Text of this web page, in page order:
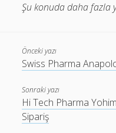
Şu konuda daha fazla
Önceki yazı
Swiss Pharma
Sonraki yazı
Hi Tech Pharma
Sipariş